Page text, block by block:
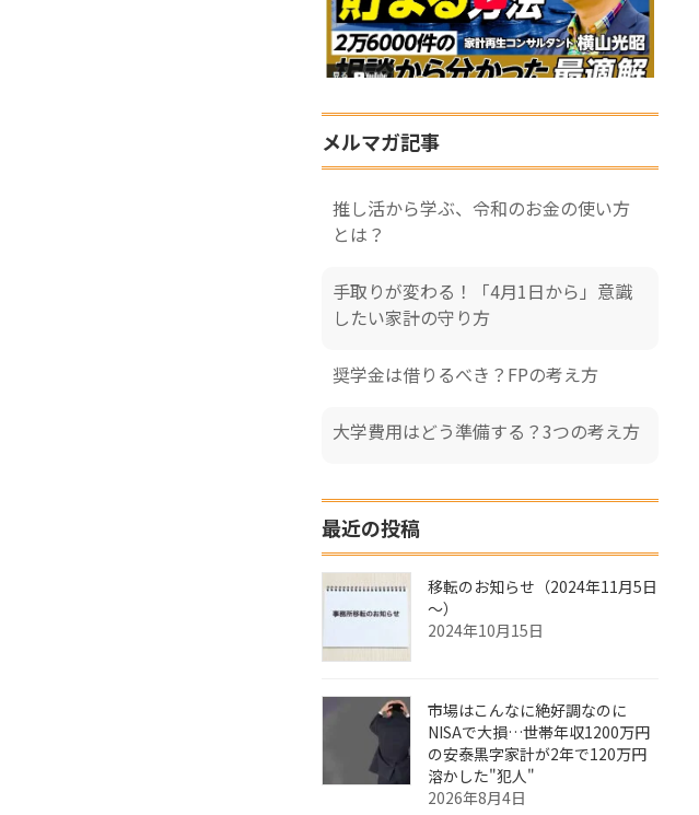
メルマガ記事
推し活から学ぶ、令和のお金の使い方
とは？
手取りが変わる！「4月1日から」意識
したい家計の守り方
奨学金は借りるべき？FPの考え方
大学費用はどう準備する？3つの考え方
最近の投稿
移転のお知らせ（2024年11月5日
～）
2024年10月15日
市場はこんなに絶好調なのに
NISAで大損…世帯年収1200万円
の安泰黒字家計が2年で120万円
溶かした"犯人"
2026年8月4日